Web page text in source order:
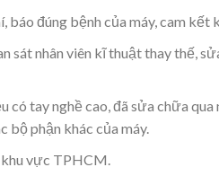
báo đúng bệnh của máy, cam kết
sát nhân viên kĩ thuật thay thế,
có tay nghề cao, đã sửa chữa
bộ phận khác của máy.
vực TPHCM.